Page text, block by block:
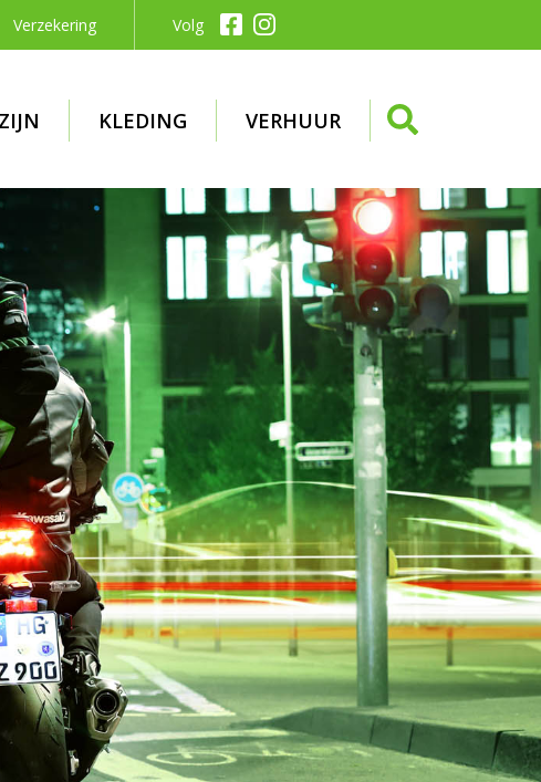
Verzekering Volg
KLEDING VERHUUR